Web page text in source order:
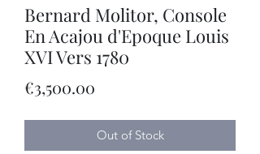
Bernard Molitor, Console
En Acajou d'Epoque Louis
XVI Vers 1780
€3,500.00
Out of Stock